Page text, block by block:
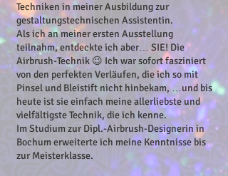
Techniken in meiner Ausbildung zur
gestaltungstechnischen Assistentin.
Als ich an meiner ersten Ausstellung
teilnahm, entdeckte ich aber… SIE! Die
Airbrush-Technik 😉 Ich war sofort fasziniert
von den perfekten Verläufen, die ich so mit
Pinsel und Bleistift nicht hinbekam, …und bis
heute ist sie einfach meine allerliebste und
vielfältigste Technik, die ich kenne.
Im Studium zur Dipl.-Airbrush-Designerin in
Bochum erweiterte ich meine Kenntnisse bis
zur Meisterklasse.